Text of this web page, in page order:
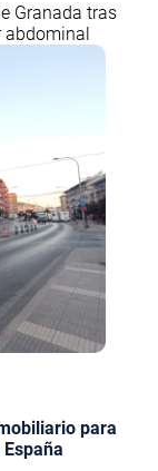
Granada tras
abdominal
para